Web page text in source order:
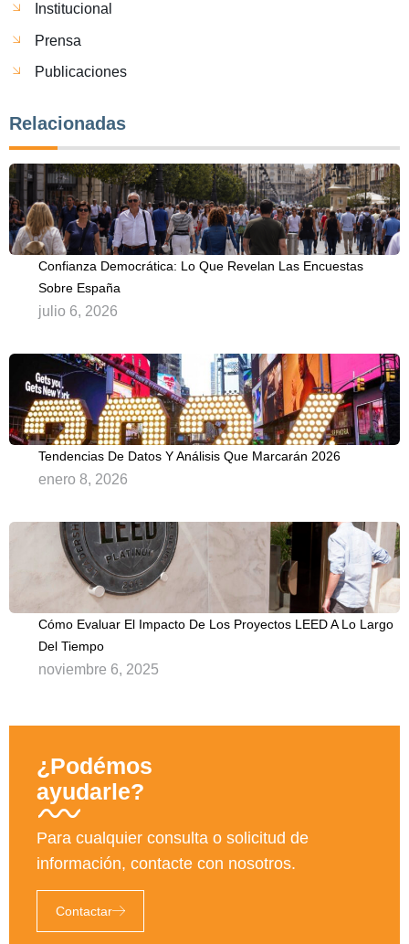
Institucional
Prensa
Publicaciones
Relacionadas
Confianza Democrática: Lo Que Revelan Las Encuestas
Sobre España
julio 6, 2026
Tendencias De Datos Y Análisis Que Marcarán 2026
enero 8, 2026
Cómo Evaluar El Impacto De Los Proyectos LEED A Lo Largo
Del Tiempo
noviembre 6, 2025
¿Podémos
ayudarle?
Para cualquier consulta o solicitud de
información, contacte con nosotros.
Contactar